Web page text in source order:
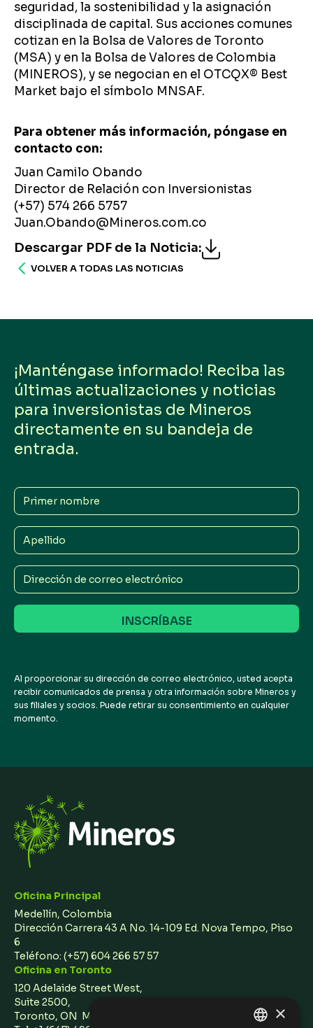
seguridad, la sostenibilidad y la asignación
disciplinada de capital. Sus acciones comunes
cotizan en la Bolsa de Valores de Toronto
(MSA) y en la Bolsa de Valores de Colombia
(MINEROS), y se negocian en el OTCQX®️ Best
Market bajo el símbolo MNSAF.
Para obtener más información, póngase en
contacto con:
Juan Camilo Obando
Director de Relación con Inversionistas
(+57) 574 266 5757
Juan.Obando@Mineros.com.co
Descargar PDF de la Noticia:
VOLVER A TODAS LAS NOTICIAS
¡Manténgase informado! Reciba las
últimas actualizaciones y noticias
para inversionistas de Mineros
directamente en su bandeja de
entrada.
Primer
nombre
Apellido
Dirección
de
correo
electrónico
Al proporcionar su dirección de correo electrónico, usted acepta
recibir comunicados de prensa y otra información sobre Mineros y
sus filiales y socios. Puede retirar su consentimiento en cualquier
momento.
Oficina Principal
Medellín, Colombia
Dirección Carrera 43 A No. 14-109 Ed. Nova Tempo, Piso
6
Teléfono: (+57) 604 266 57 57
Oficina en Toronto
120 Adelaide Street West,
Suite 2500,
Toronto, ON M5H 1T1 Canada
×